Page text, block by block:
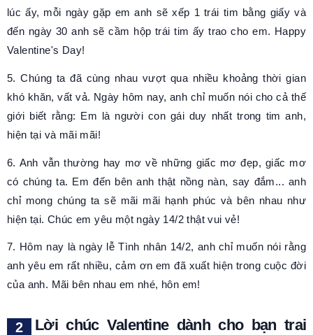
lúc ấy, mỗi ngày gặp em anh sẽ xếp 1 trái tim bằng giấy và
đến ngày 30 anh sẽ cầm hộp trái tim ấy trao cho em. Happy
Valentine's Day!
5. Chúng ta đã cùng nhau vượt qua nhiều khoảng thời gian
khó khăn, vất vả. Ngày hôm nay, anh chỉ muốn nói cho cả thế
giới biết rằng: Em là người con gái duy nhất trong tim anh,
hiện tại và mãi mãi!
6. Anh vẫn thường hay mơ về những giấc mơ đẹp, giấc mơ
có chúng ta. Em đến bên anh thật nồng nàn, say đắm... anh
chỉ mong chúng ta sẽ mãi mãi hạnh phúc và bên nhau như
hiện tại. Chúc em yêu một ngày 14/2 thật vui vẻ!
7. Hôm nay là ngày lễ Tình nhân 14/2, anh chỉ muốn nói rằng
anh yêu em rất nhiều, cảm ơn em đã xuất hiện trong cuộc đời
của anh. Mãi bên nhau em nhé, hôn em!
Lời chúc Valentine dành cho bạn trai